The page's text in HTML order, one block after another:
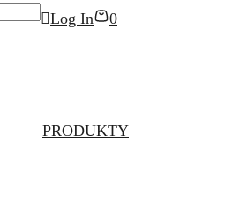
Log In 0
PRODUKTY